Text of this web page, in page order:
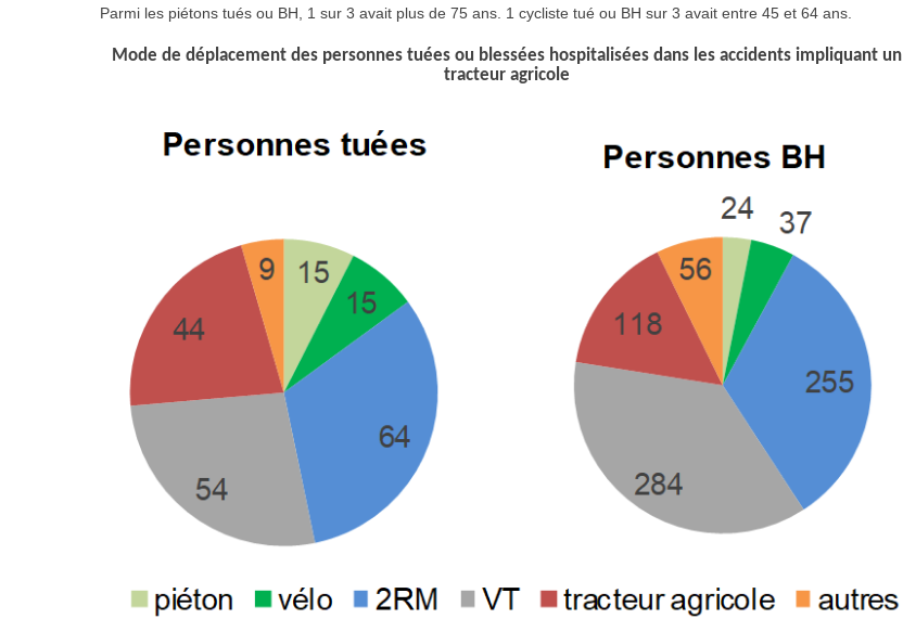
Parmi les piétons tués ou BH, 1 sur 3 avait plus de 75 ans. 1 cycliste tué ou BH sur 3 avait entre 45 et 64 ans.
Mode de déplacement des personnes tuées ou blessées hospitalisées dans les accidents impliquant un
tracteur agricole